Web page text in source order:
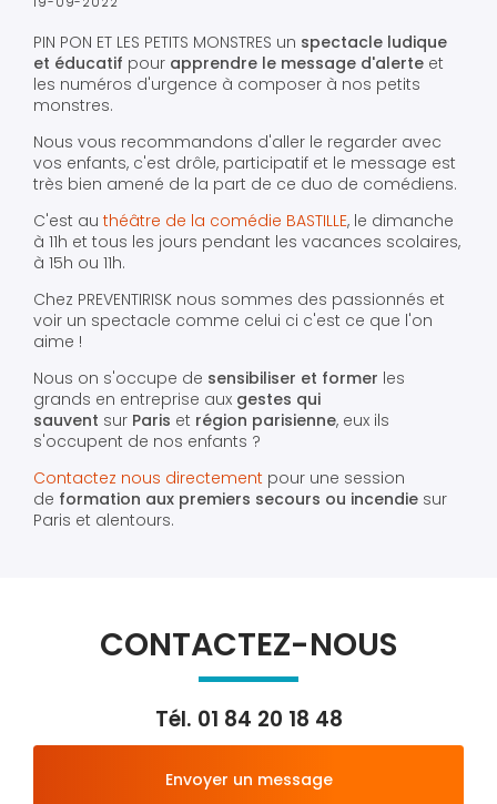
PIN PON ET LES PETITS MONSTRES un spectacle ludique
et éducatif pour apprendre le message d'alerte et
les numéros d'urgence à composer à nos petits
monstres.
Nous vous recommandons d'aller le regarder avec
vos enfants, c'est drôle, participatif et le message est
très bien amené de la part de ce duo de comédiens.
C'est au théâtre de la comédie BASTILLE, le dimanche
à 11h et tous les jours pendant les vacances scolaires,
à 15h ou 11h.
Chez PREVENTIRISK nous sommes des passionnés et
voir un spectacle comme celui ci c'est ce que l'on
aime !
Nous on s'occupe de sensibiliser et former les
grands en entreprise aux gestes qui
sauvent sur Paris et région parisienne, eux ils
s'occupent de nos enfants ?
Contactez nous directement pour une session
de formation aux premiers secours ou incendie sur
Paris et alentours.
CONTACTEZ-NOUS
Tél. 01 84 20 18 48
Envoyer un message